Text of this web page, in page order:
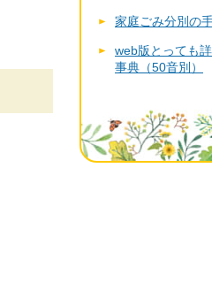
家庭ごみ分別の
web版とっても
事典（50音別）